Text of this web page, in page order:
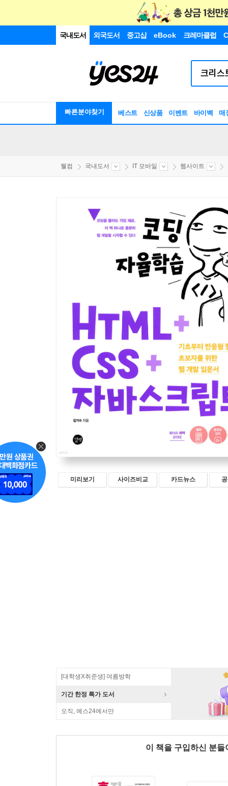
국내도서 외국도서 중고샵 eBook 크레마클럽
빠른분야찾기 베스트 신상품 이벤트 바이백 매
웰컴 국내도서 IT 모바일 웹사이트
미리보기 사이즈비교 카드뉴스
[대학생X취준생] 여름방학
기간 한정 특가 도서
오직, 예스24에서만
이 책을 구입하신 분